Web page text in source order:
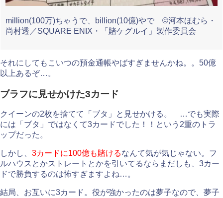
million(100万)ちゃうで、billion(10億)やで ©河本ほむら・
尚村透／SQUARE ENIX・「賭ケグルイ」製作委員会
それにしてもこいつの預金通帳やばすぎませんかね。。50億
以上あるぞ…。
ブラフに見せかけた3カード
クイーンの2枚を捨てて「ブタ」と見せかける。 …でも実際
には「ブタ」ではなくて3カードでした！！という2重のトラ
ップだった。
しかし、 3カードに100億も賭けるなんて気が気じゃない。フ
ルハウスとかストレートとかを引いてるならまだしも、3カー
ドで勝負するのは怖すぎますよね…。
結局、お互いに3カード。役が強かったのは夢子なので、夢子